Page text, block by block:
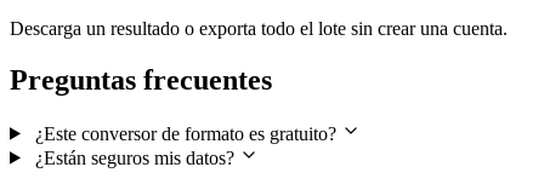
Descarga un resultado o exporta todo el lote sin crear una cuenta.
Preguntas frecuentes
¿Este conversor de formato es gratuito?
¿Están seguros mis datos?